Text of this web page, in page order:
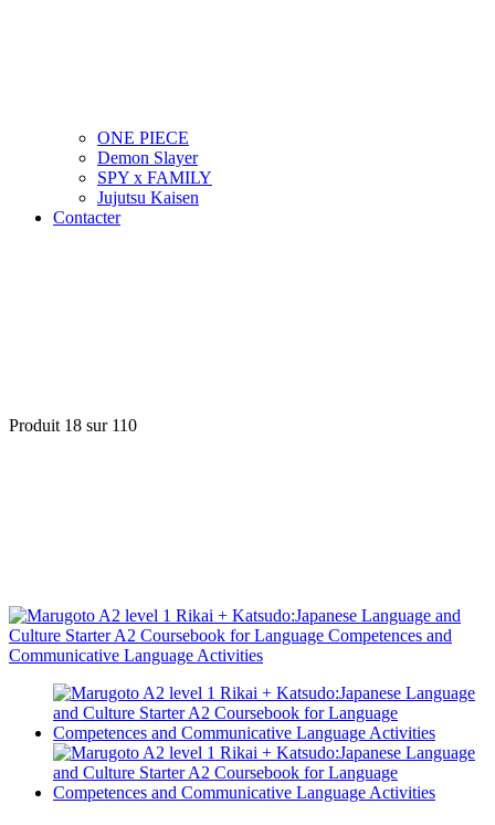
ONE PIECE
Demon Slayer
SPY x FAMILY
Jujutsu Kaisen
Contacter
Produit 18 sur 110